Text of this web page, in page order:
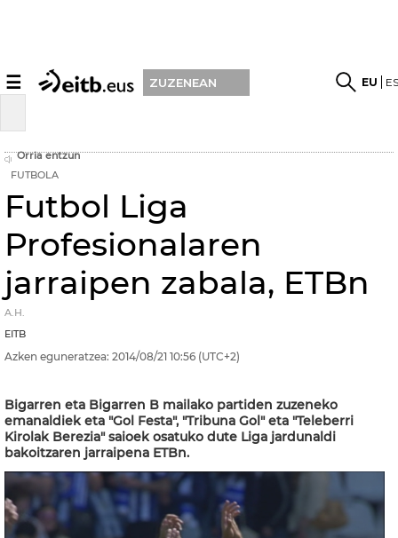
☰ ZUZENEAN EU
Orria entzun
FUTBOLA
Futbol Liga
Profesionalaren
jarraipen zabala, ETBn
A.H.
EITB
Azken eguneratzea: 2014/08/21 10:56 (UTC+2)
Bigarren eta Bigarren B mailako partiden zuzeneko
emanaldiek eta "Gol Festa", "Tribuna Gol" eta "Teleberri
Kirolak Berezia" saioek osatuko dute Liga jardunaldi
bakoitzaren jarraipena ETBn.